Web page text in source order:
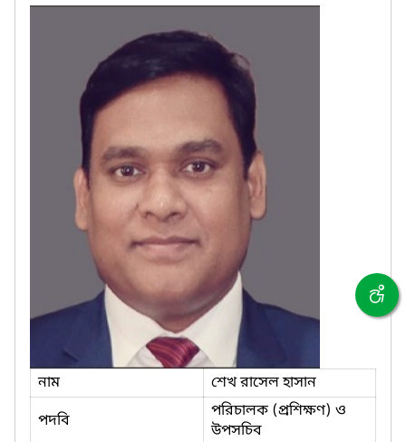
নাম
শেখ রাসেল হাসান
পদবি
পরিচালক (প্রশিক্ষণ) ও
উপসচিব